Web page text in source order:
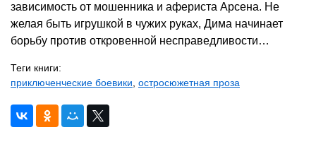
зависимость от мошенника и афериста Арсена. Не
желая быть игрушкой в чужих руках, Дима начинает
борьбу против откровенной несправедливости…
Теги книги:
приключенческие боевики, остросюжетная проза